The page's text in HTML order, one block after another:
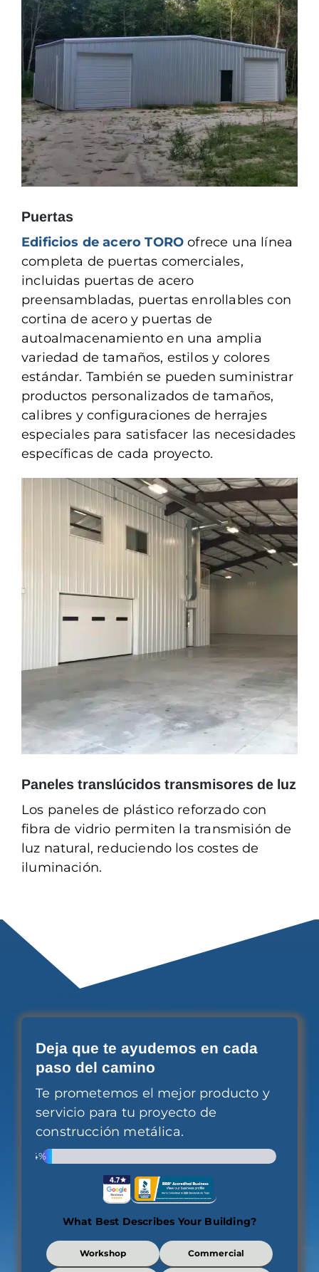
Puertas
Edificios de acero TORO ofrece una línea
completa de puertas comerciales,
incluidas puertas de acero
preensambladas, puertas enrollables con
cortina de acero y puertas de
autoalmacenamiento en una amplia
variedad de tamaños, estilos y colores
estándar. También se pueden suministrar
productos personalizados de tamaños,
calibres y configuraciones de herrajes
especiales para satisfacer las necesidades
específicas de cada proyecto.
Paneles translúcidos transmisores de luz
Los paneles de plástico reforzado con
fibra de vidrio permiten la transmisión de
luz natural, reduciendo los costes de
iluminación.
Deja que te ayudemos en cada
paso del camino
Te prometemos el mejor producto y
servicio para tu proyecto de
construcción metálica.
4%
What Best Describes Your Building?
What
Best
Workshop Commercial